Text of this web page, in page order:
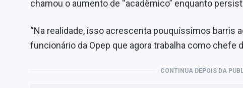
chamou o aumento de “acadêmico” enquanto
“Na realidade, isso acrescenta pouquíssimos barris
funcionário da Opep que agora trabalha como chefe
CONTINUA DEPOIS DA